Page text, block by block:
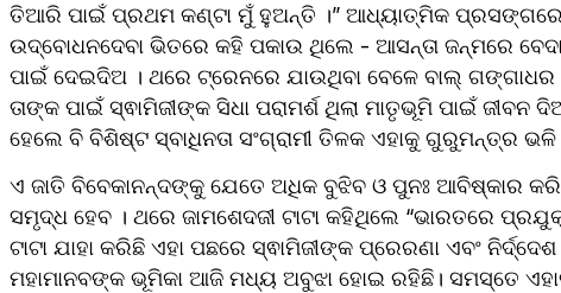
ତିଆରି ପାଇଁ ପ୍ରଥମ କଣ୍ଟା ମୁଁ ହୁଅନ୍ତି ।” ଆଧ୍ୟାତ୍ମିକ
ଉଦ୍‌ବୋଧନଦେବା ଭିତରେ କହି ପକାଉ ଥିଲେ - ଆସନ୍ତା ଜନ୍ମରେ ବେଦାନ୍ତ ଆଦି ପଢିବ ଏଇ ଜନ୍ମଟା ମାତୃଭୂମି
ପାଇଁ ଦେଇଦିଅ । ଥରେ ଟ୍ରେନରେ ଯାଉଥିବା ବେଳେ ବାଲ୍ ଗଙ୍ଗାଧର
ତାଙ୍କ ପାଇଁ ସ୍ଵାମିଜୀଙ୍କ ସିଧା ପରାମର୍ଶ ଥିଲା ମାତୃଭୂମି ପାଇଁ
ହେଲେ ବି ବିଶିଷ୍ଟ ସ୍ବାଧିନତା ସଂଗ୍ରାମୀ ତିଳକ ଏହାକୁ ଗୁରୁମନ୍ତ୍ର
ଏ ଜାତି ବିବେକାନନ୍ଦଙ୍କୁ ଯେତେ ଅଧିକ ବୁଝିବ ଓ ପୁନଃ ଆବିଷ୍କାର
ସମୃଦ୍ଧ ହେବ । ଥରେ ଜାମଶେଦଜୀ ଟାଟା କହିଥିଲେ “ଭାରତରେ
ଟାଟା ଯାହା କରିଛି ଏହା ପଛରେ ସ୍ଵାମିଜୀଙ୍କ ପ୍ରେରଣା ଏବଂ
ମହାମାନବଙ୍କ ଭୂମିକା ଆଜି ମଧ୍ୟ ଅବୁଝା ହୋଇ ରହିଛି। ସମସ୍ତେ